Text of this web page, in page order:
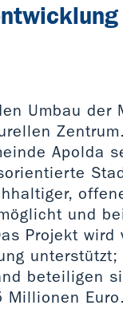
Umbau der
Apolda
und
Projekt wird
beteiligen
Millionen Euro.